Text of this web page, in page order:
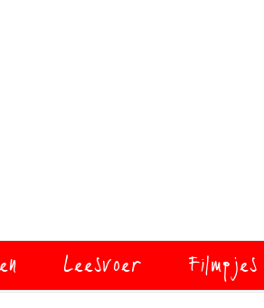
Leesvoer Filmpjes